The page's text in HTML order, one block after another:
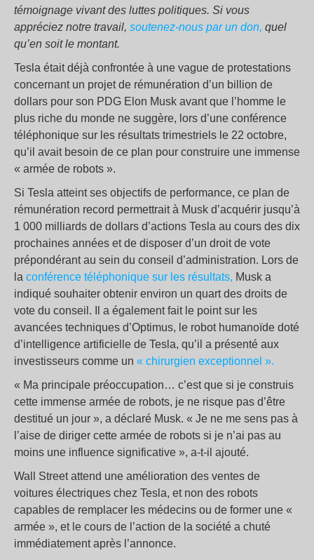
témoignage vivant des luttes politiques. Si vous
appréciez notre travail, soutenez-nous par un don, quel
qu’en soit le montant.
Tesla était déjà confrontée à une vague de protestations
concernant un projet de rémunération d’un billion de
dollars pour son PDG Elon Musk avant que l’homme le
plus riche du monde ne suggère, lors d’une conférence
téléphonique sur les résultats trimestriels le 22 octobre,
qu’il avait besoin de ce plan pour construire une immense
« armée de robots ».
Si Tesla atteint ses objectifs de performance, ce plan de
rémunération record permettrait à Musk d’acquérir jusqu’à
1 000 milliards de dollars d’actions Tesla au cours des dix
prochaines années et de disposer d’un droit de vote
prépondérant au sein du conseil d’administration. Lors de
la conférence téléphonique sur les résultats, Musk a
indiqué souhaiter obtenir environ un quart des droits de
vote du conseil. Il a également fait le point sur les
avancées techniques d’Optimus, le robot humanoïde doté
d’intelligence artificielle de Tesla, qu’il a présenté aux
investisseurs comme un « chirurgien exceptionnel ».
« Ma principale préoccupation… c’est que si je construis
cette immense armée de robots, je ne risque pas d’être
destitué un jour », a déclaré Musk. « Je ne me sens pas à
l’aise de diriger cette armée de robots si je n’ai pas au
moins une influence significative », a-t-il ajouté.
Wall Street attend une amélioration des ventes de
voitures électriques chez Tesla, et non des robots
capables de remplacer les médecins ou de former une «
armée », et le cours de l’action de la société a chuté
immédiatement après l’annonce.